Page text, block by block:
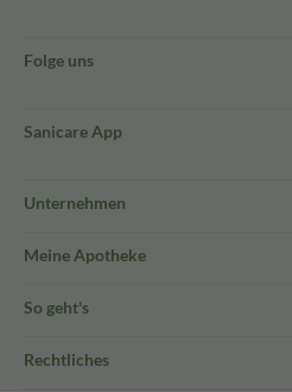
Folge uns
Sanicare App
Unternehmen
Meine Apotheke
So geht's
Rechtliches